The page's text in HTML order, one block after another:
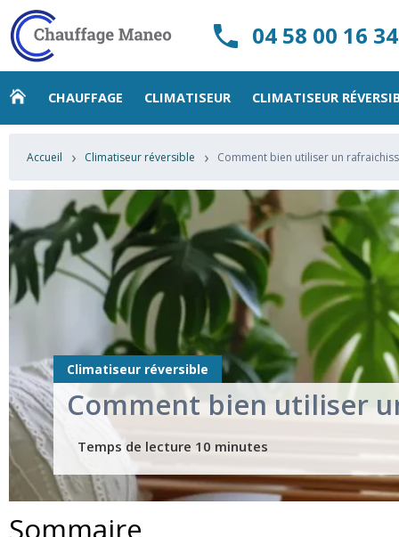
Climatiseur réversible
Comment bien utiliser
Accueil › Climatiseur réversible › Comment bien utiliser un
Sommaire
04 58 00 16 34
CHAUFFAGE CLIMATISEUR CLIMATISEUR